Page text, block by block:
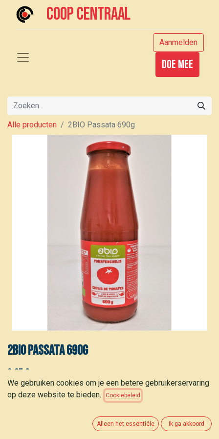
Coop centraal
Aanmelden
Doe mee
Alle producten 2BIO Passata 690g
2BIO Passata 690g
2,05 €
TOEVOEGEN AAN WINKELMANDJE
We gebruiken cookies om je een betere gebruikerservaring
op deze website te bieden.
Cookiebeleid
Alleen het essentiële Ik ga akkoord